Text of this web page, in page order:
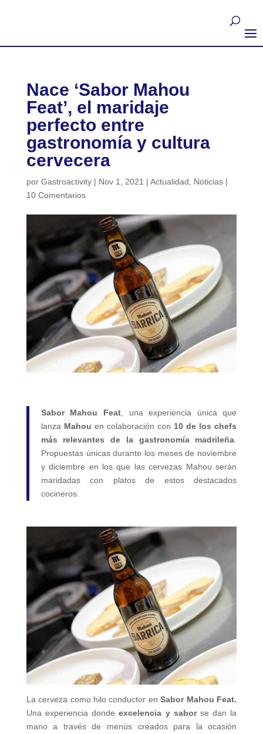
Nace ‘Sabor Mahou
Feat’, el maridaje
perfecto entre
gastronomía y cultura
cervecera
por Gastroactivity| Nov 1, 2021 | Actualidad Noticias|
10 Comentarios
Sabor Mahou Feat, una experiencia única que
lanza Mahou en colaboración con 10 de los chefs
más relevantes de la gastronomía madrileña
Propuestas únicas durante los meses de noviembre
y diciembre en los que las cervezas Mahou serán
maridadas con platos de estos destacados
cocineros.
La cerveza como hilo conductor enSabor Mahou Feat.
Una experiencia dondeexcelencia y saborse dan la
mano a través de menús creados para la ocasión